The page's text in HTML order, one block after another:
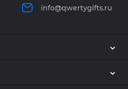
info@qwertygifts.ru